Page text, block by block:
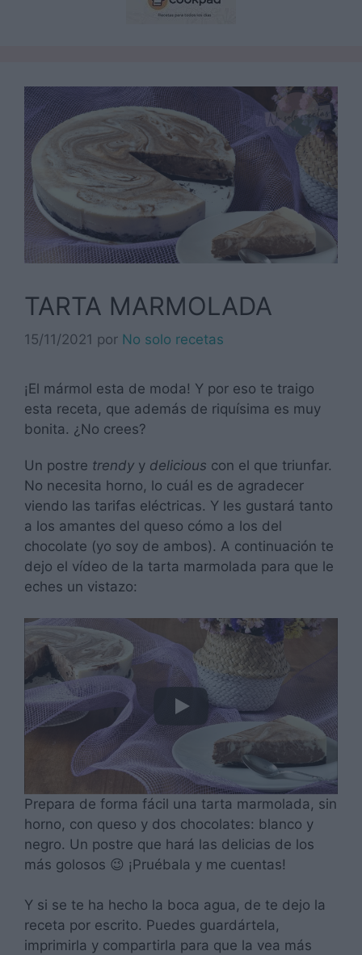
TARTA MARMOLADA
15/11/2021 por No solo recetas
¡El mármol esta de moda! Y por eso te traigo
esta receta, que además de riquísima es muy
bonita. ¿No crees?
Un postre trendy y delicious con el que triunfar.
No necesita horno, lo cuál es de agradecer
viendo las tarifas eléctricas. Y les gustará tanto
a los amantes del queso cómo a los del
chocolate (yo soy de ambos). A continuación te
dejo el vídeo de la tarta marmolada para que le
eches un vistazo:
Prepara de forma fácil una tarta marmolada, sin
horno, con queso y dos chocolates: blanco y
negro. Un postre que hará las delicias de los
más golosos 😉 ¡Pruébala y me cuentas!
Y si se te ha hecho la boca agua, de te dejo la
receta por escrito. Puedes guardártela,
imprimirla y compartirla para que la vea más